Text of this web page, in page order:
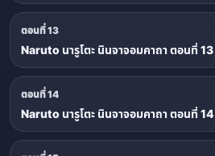
ตอนที่ 13
Naruto นารูโตะ นินจาจอมคาถา ตอนที่ 13
ตอนที่ 14
Naruto นารูโตะ นินจาจอมคาถา ตอนที่ 14